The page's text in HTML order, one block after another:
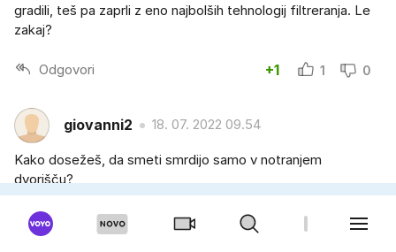
gradili, teš pa zaprli z eno najbolših tehnologij filtreranja. Le
zakaj?
Odgovori +1 1 0
giovanni2 18. 07. 2022 09.54
Kako dosežeš, da smeti smrdijo samo v notranjem
dvorišču?
Odgovori 1